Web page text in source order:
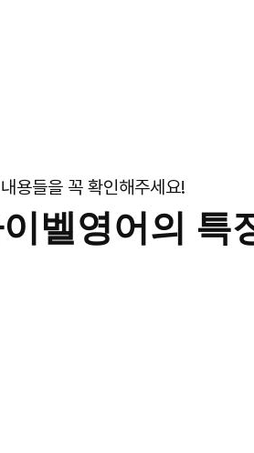
용들을 꼭 확인해주세요!
벨영어의 특